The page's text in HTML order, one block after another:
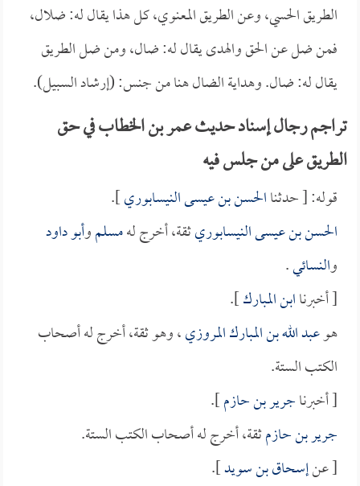
الطريق الحسي، وعن الطريق المعنوي، كل هذا يقال له: ضلال،
فمن ضل عن الحق والهدى يقال له: ضال، ومن ضل الطريق
يقال له: ضال. وهداية الضال هنا من جنس: (إرشاد السبيل).
تراجم رجال إسناد حديث عمر بن الخطاب في حق
الطريق على من جلس فيه
قوله: [ حدثناالحسن بن عيسى النيسابوري].
الحسن بن عيسى النيسابوريثقة، أخرج لهمسلموأبو داود
والنسائي.
[ أخبرناابن المبارك].
هوعبد الله بن المبارك المروزي، وهو ثقة، أخرج له أصحاب
الكتب الستة.
[ أخبرناجرير بن حازم].
جرير بن حازمثقة، أخرج له أصحاب الكتب الستة.
[ عنإسحاق بن سويد].